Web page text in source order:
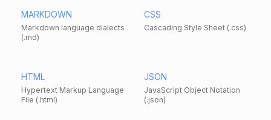
MARKDOWN
Markdown language dialects
(.md)
CSS
Cascading Style Sheet (.css)
HTML
Hypertext Markup Language
File (.html)
JSON
JavaScript Object Notation
(.json)